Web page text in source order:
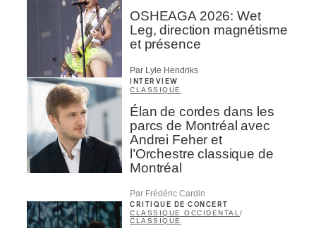
OSHEAGA 2026: Wet
Leg, direction magnétisme
et présence
Par Lyle Hendriks
INTERVIEW
CLASSIQUE
Élan de cordes dans les
parcs de Montréal avec
Andrei Feher et
l’Orchestre classique de
Montréal
Par Frédéric Cardin
CRITIQUE DE CONCERT
CLASSIQUE OCCIDENTAL /
CLASSIQUE